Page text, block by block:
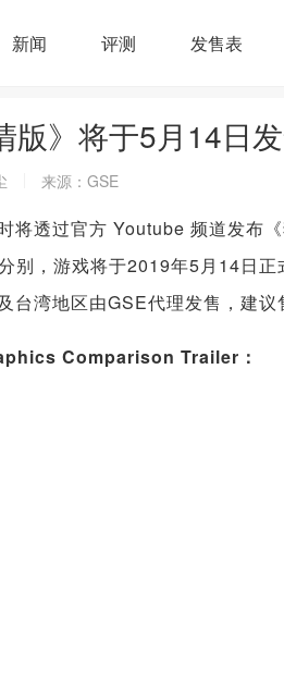
新闻 评测 发售表
版》将于5月14日
来源：GSE
将透过官方 Youtube 频道发布
别，游戏将于2019年5月14日
湾地区由GSE代理发售，建议
Comparison Trailer：